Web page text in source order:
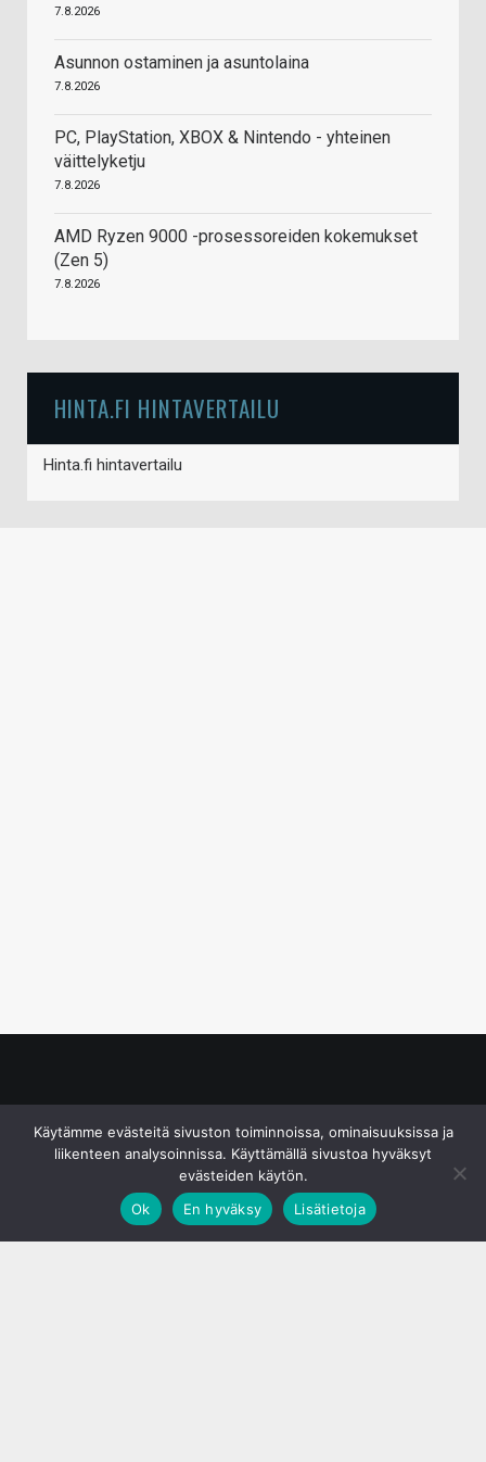
7.8.2026
Asunnon ostaminen ja asuntolaina
7.8.2026
PC, PlayStation, XBOX & Nintendo - yhteinen
väittelyketju
7.8.2026
AMD Ryzen 9000 -prosessoreiden kokemukset
(Zen 5)
7.8.2026
HINTA.FI HINTAVERTAILU
Hinta.fi hintavertailu
Käytämme evästeitä sivuston toiminnoissa, ominaisuuksissa ja
liikenteen analysoinnissa. Käyttämällä sivustoa hyväksyt
evästeiden käytön.
Ok
En hyväksy Lisätietoja